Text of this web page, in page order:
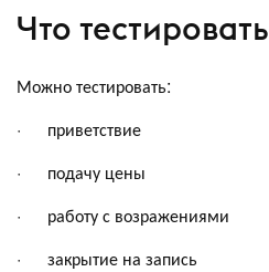
Что тестировать
Можно тестировать:
· приветствие
· подачу цены
· работу с возражениями
· закрытие на запись